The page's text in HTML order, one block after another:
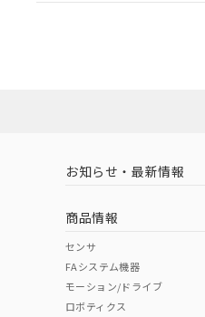
EU RoHS 注意事項・
中国 RoHS 注意事項・
中国 RoHS表
Pb Hg
お知らせ・最新情報
商品情報
センサ
FAシステム機器
モーション/ドライブ
ロボティクス